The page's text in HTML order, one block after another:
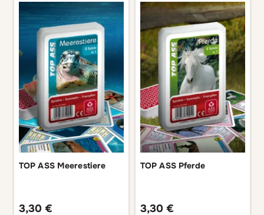
TOP ASS Meerestiere
3,30 €
TOP ASS Pferde
3,30 €